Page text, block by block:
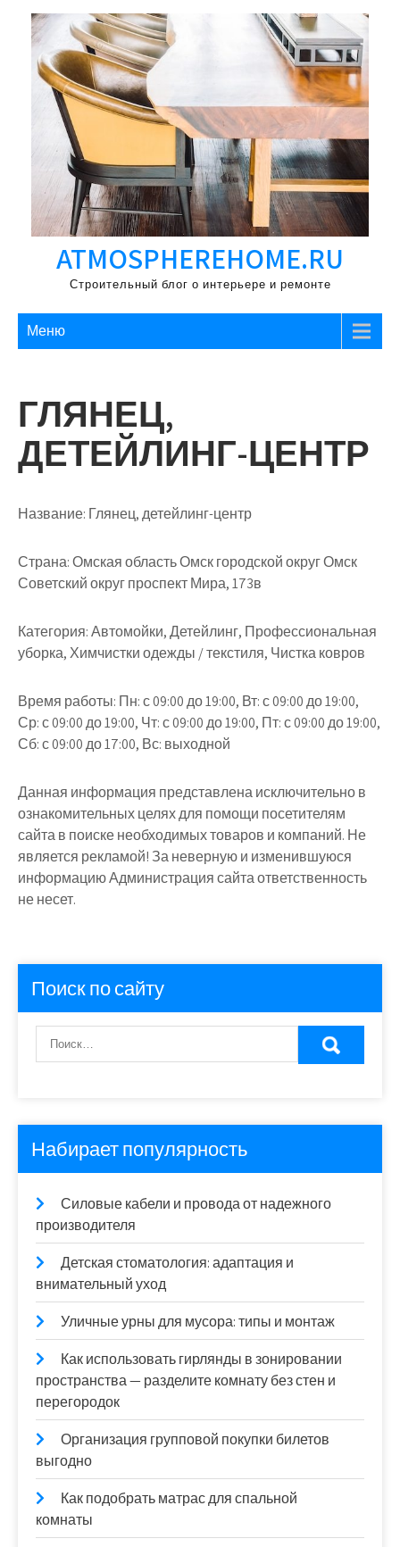
Перейти
содержимому
ATMOSPHEREHOME.RU
Строительный блог о интерьере и ремонте
Меню
ГЛЯНЕЦ,
ДЕТЕЙЛИНГ-ЦЕНТР
Название: Глянец, детейлинг-центр
Страна:Омская область Омск городской округ Омск
Советский округ проспект Мира, 173в
Категория:Автомойки, Детейлинг, Профессиональная
уборка, Химчистки одежды / текстиля, Чистка ковров
Время работы: Пн: с 09:00 до 19:00, Вт: с 09:00 до 19:00,
Ср: с 09:00 до 19:00, Чт: с 09:00 до 19:00, Пт: с 09:00 до 19:00,
Сб: с 09:00 до 17:00, Вс: выходной
Данная информация представлена исключительно в
ознакомительных целях для помощи посетителям
сайта в поиске необходимых товаров и компаний. Не
является рекламой! За неверную и изменившуюся
информацию Администрация сайта ответственность
не несет.
Поиск по сайту
Набирает популярность
Силовые кабели и провода от надежного
производителя
Детская стоматология: адаптация и
внимательный уход
Уличные урны для мусора: типы и монтаж
Как использовать гирлянды в зонировании
пространства — разделите комнату без стен и
перегородок
Организация групповой покупки билетов
выгодно
Как подобрать матрас для спальной
комнаты